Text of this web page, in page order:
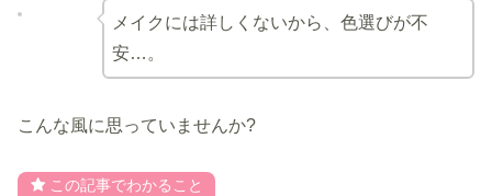
メイクには詳しくないから、色選びが不
安…。
こんな風に思っていませんか?
この記事でわかること